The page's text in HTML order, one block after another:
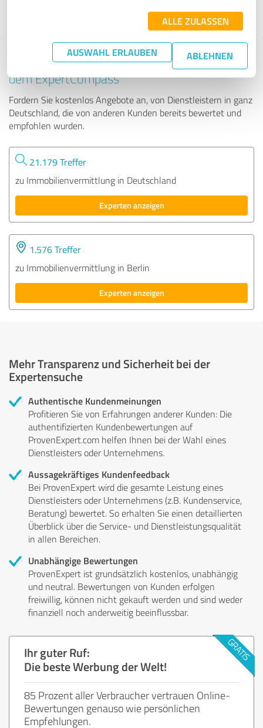
ALLE ZULASSEN
AUSWAHL ERLAUBEN ABLEHNEN
Tipp: Die passenden Experten finden - mit
dem ExpertCompass
Fordern Sie kostenlos Angebote an, von Dienstleistern in ganz
Deutschland, die von anderen Kunden bereits bewertet und
empfohlen wurden.
21.179 Treffer
zu Immobilienvermittlung in Deutschland
Experten anzeigen
1.576 Treffer
zu Immobilienvermittlung in Berlin
Experten anzeigen
Mehr Transparenz und Sicherheit bei der
Expertensuche
Authentische Kundenmeinungen
Profitieren Sie von Erfahrungen anderer Kunden: Die
authentifizierten Kundenbewertungen auf
ProvenExpert.com helfen Ihnen bei der Wahl eines
Dienstleisters oder Unternehmens.
Aussagekräftiges Kundenfeedback
Bei ProvenExpert wird die gesamte Leistung eines
Dienstleisters oder Unternehmens (z.B. Kundenservice,
Beratung) bewertet. So erhalten Sie einen detaillierten
Überblick über die Service- und Dienstleistungsqualität
in allen Bereichen.
Unabhängige Bewertungen
ProvenExpert ist grundsätzlich kostenlos, unabhängig
und neutral. Bewertungen von Kunden erfolgen
freiwillig, können nicht gekauft werden und sind weder
finanziell noch anderweitig beeinflussbar.
Ihr guter Ruf:
Die beste Werbung der Welt!
85 Prozent aller Verbraucher vertrauen Online-
Bewertungen genauso wie persönlichen
Empfehlungen.